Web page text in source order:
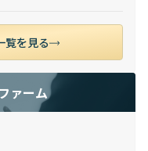
覧を見る
ァーム